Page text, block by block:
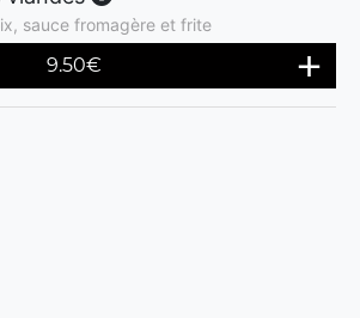
sauce fromagère et frite
9.50€